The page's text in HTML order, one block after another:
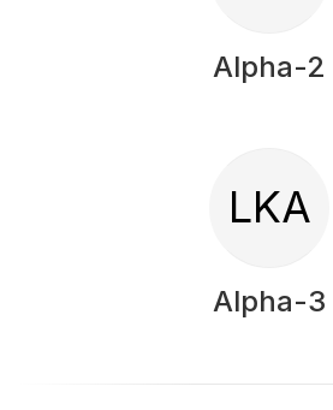
Alpha-2
LKA
Alpha-3